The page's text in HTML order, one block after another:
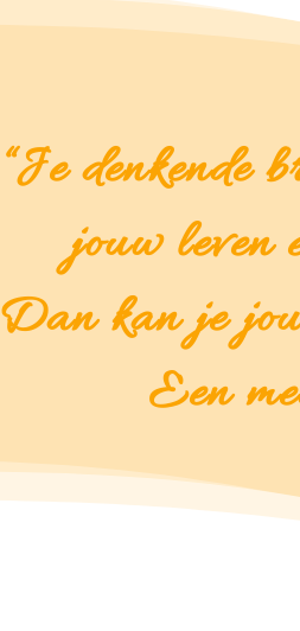
“Je denkende
jouw leven
Dan kan je
Een